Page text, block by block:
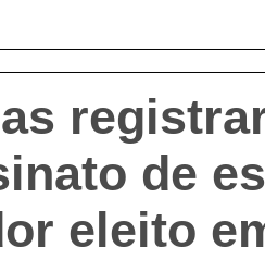
de
eleito